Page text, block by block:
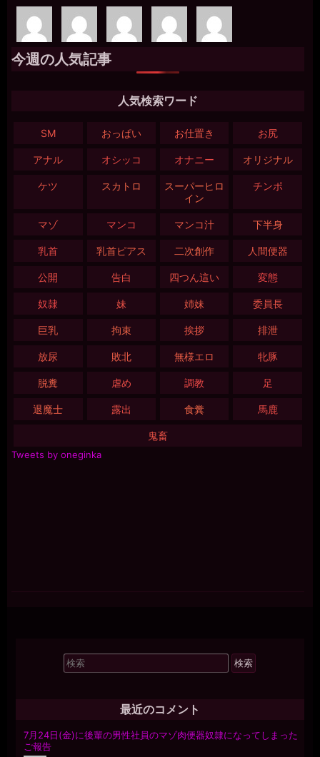
今週の人気記事
人気検索ワード
SM おっぱい お仕置き お尻
アナル オシッコ オナニー オリジナル
ケツ スカトロ
スーパーヒロ
イン
チンポ
マゾ マンコ マンコ汁 下半身
乳首 乳首ピアス 二次創作 人間便器
公開 告白 四つん這い 変態
奴隷 妹 姉妹 委員長
巨乳 拘束 挨拶 排泄
放尿 敗北 無様エロ 牝豚
脱糞 虐め 調教 足
退魔士 露出 食糞 馬鹿
鬼畜
Tweets by oneginka
検
索
最近のコメント